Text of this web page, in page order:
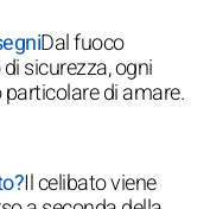
Dal fuoco
sicurezza, ogni
di amare.
Il celibato viene